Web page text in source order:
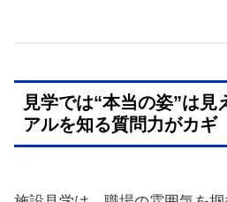
見学では“本当の姿”は見
アルを知る質問力がカギ